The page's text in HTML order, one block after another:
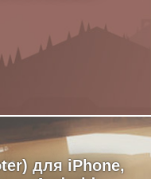
для iPhone,